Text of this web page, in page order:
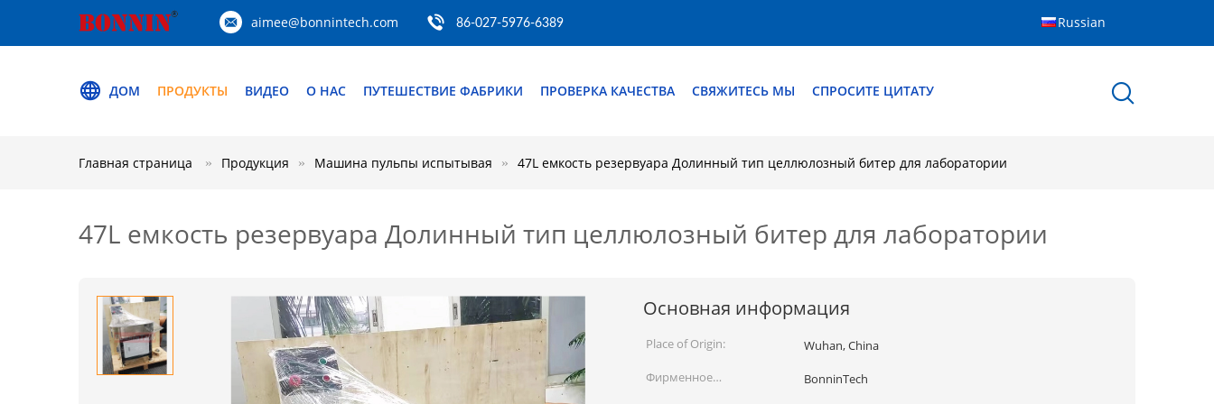
aimee@bonnintech.com 86-027-5976-6389 Russian
ДОМ ПРОДУКТЫ ВИДЕО О НАС ПУТЕШЕСТВИЕ ФАБРИКИ ПРОВЕРКА КАЧЕСТВА СВЯЖИТЕСЬ МЫ СПРОСИТЕ ЦИТАТУ
Главная страница Продукция Машина пульпы испытывая 47L емкость резервуара Долинный тип целлюлозный битер для лаборатории
47L емкость резервуара Долинный тип целлюлозный битер для лаборатории
Основная информация
Place of Origin:
Wuhan, China
Фирменное
BonninTech